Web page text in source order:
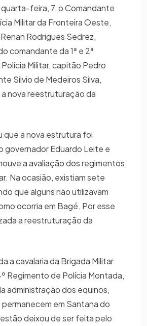
feira, 7, o Comandante
Militar da Fronteira Oeste,
Rodrigues Sedrez,
comandante da 1ª e 2ª
Militar, capitão Pedro
Silvio de Medeiros Silva,
nova reestruturação da
que a nova estrutura foi
governador Eduardo Leite e
a avaliação dos regimentos
Na ocasião, existiam sete
que alguns não utilizavam
ocorria em Bagé. Por esse
a reestruturação da
a cavalaria da Brigada Militar
Regimento de Polícia Montada,
administração dos equinos,
permanecem em Santana do
deixou de ser feita pelo